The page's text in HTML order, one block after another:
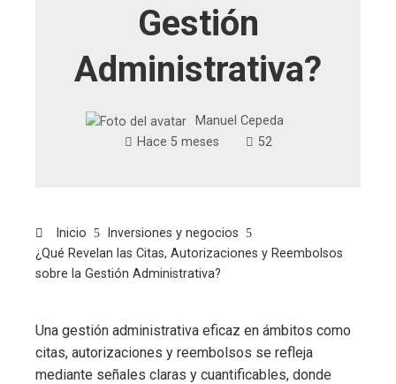
Gestión
Administrativa?
Manuel Cepeda
Hace 5 meses
52
Inicio
Inversiones y negocios
¿Qué Revelan las Citas, Autorizaciones y Reembolsos
sobre la Gestión Administrativa?
Una gestión administrativa eficaz en ámbitos como
citas, autorizaciones y reembolsos se refleja
mediante señales claras y cuantificables, donde